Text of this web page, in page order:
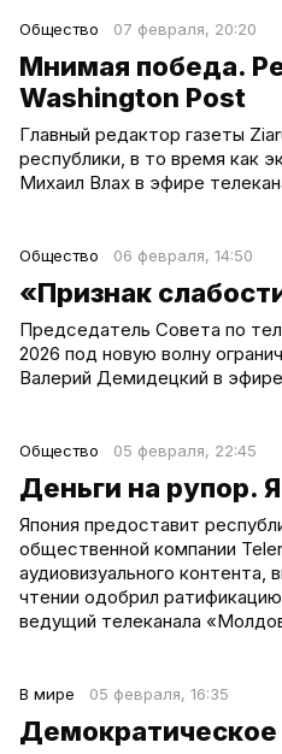
Общество 07 февраля, 20:20
Мнимая победа.
Washington Post
Главный редактор газеты
республики, в то время как
Михаил Влах в эфире
Общество 06 февраля, 14:50
«Признак
Председатель Совета по
2026 под новую волну
Валерий Демидецкий в
Общество 05 февраля, 22:45
Деньги на рупор.
Япония предоставит
общественной компании
аудиовизуального
чтении одобрил
ведущий телеканала
В мире 05 февраля, 16:35
Демократическое